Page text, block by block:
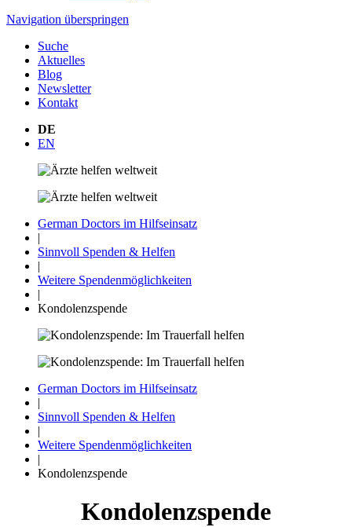
Navigation überspringen
Suche
Aktuelles
Blog
Newsletter
Kontakt
DE
EN
German Doctors im Hilfseinsatz
|
Sinnvoll Spenden & Helfen
|
Weitere Spenden­möglichkeiten
|
Kondolenzspende
German Doctors im Hilfseinsatz
|
Sinnvoll Spenden & Helfen
|
Weitere Spenden­möglichkeiten
|
Kondolenzspende
Kondolenz­spende